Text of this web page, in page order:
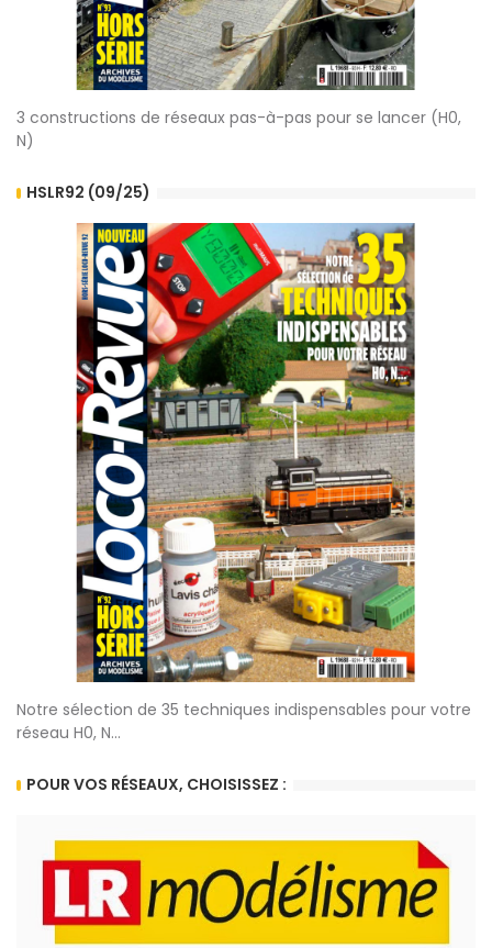
3 constructions de réseaux pas-à-pas pour se lancer (H0,
N)
HSLR92 (09/25)
Notre sélection de 35 techniques indispensables pour votre
réseau H0, N...
POUR VOS RÉSEAUX, CHOISISSEZ :